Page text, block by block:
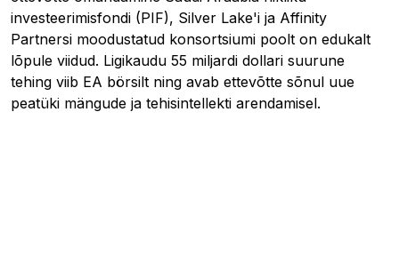
investeerimisfondi (PIF), Silver Lake'i ja Affinity
Partnersi moodustatud konsortsiumi poolt on edukalt
lõpule viidud. Ligikaudu 55 miljardi dollari suurune
tehing viib EA börsilt ning avab ettevõtte sõnul uue
peatüki mängude ja tehisintellekti arendamisel.